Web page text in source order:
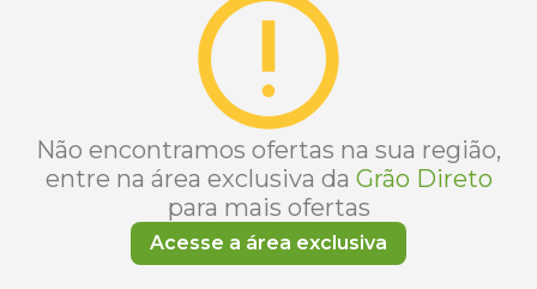
Não encontramos ofertas na sua região,
entre na área exclusiva da Grão Direto
para mais ofertas
Acesse a área exclusiva